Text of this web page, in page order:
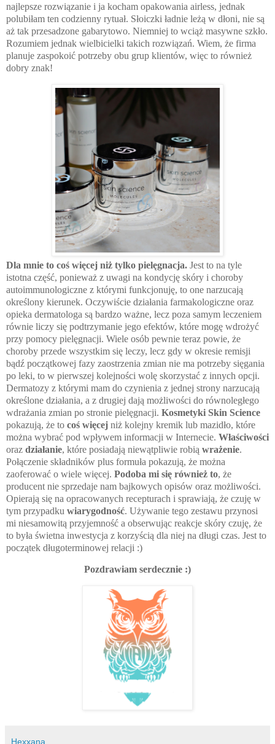
najlepsze rozwiązanie i ja kocham opakowania airless, jednak
polubiłam ten codzienny rytuał. Słoiczki ładnie leżą w dłoni, nie są
aż tak przesadzone gabarytowo. Niemniej to wciąż masywne szkło.
Rozumiem jednak wielbicielki takich rozwiązań. Wiem, że firma
planuje zaspokoić potrzeby obu grup klientów, więc to również
dobry znak!
Dla mnie to coś więcej niż tylko pielęgnacja. Jest to na tyle
istotna część, ponieważ z uwagi na kondycję skóry i choroby
autoimmunologiczne z którymi funkcjonuję, to one narzucają
określony kierunek. Oczywiście działania farmakologiczne oraz
opieka dermatologa są bardzo ważne, lecz poza samym leczeniem
równie liczy się podtrzymanie jego efektów, które mogę wdrożyć
przy pomocy pielęgnacji. Wiele osób pewnie teraz powie, że
choroby przede wszystkim się leczy, lecz gdy w okresie remisji
bądź początkowej fazy zaostrzenia zmian nie ma potrzeby sięgania
po leki, to w pierwszej kolejności wolę skorzystać z innych opcji.
Dermatozy z którymi mam do czynienia z jednej strony narzucają
określone działania, a z drugiej dają możliwości do równoległego
wdrażania zmian po stronie pielęgnacji. Kosmetyki Skin Science
pokazują, że to coś więcej niż kolejny kremik lub mazidło, które
można wybrać pod wpływem informacji w Internecie. Właściwości
oraz działanie, które posiadają niewątpliwie robią wrażenie.
Połączenie składników plus formuła pokazują, że można
zaoferować o wiele więcej. Podoba mi się również to, że
producent nie sprzedaje nam bajkowych opisów oraz możliwości.
Opierają się na opracowanych recepturach i sprawiają, że czuję w
tym przypadku wiarygodność. Używanie tego zestawu przynosi
mi niesamowitą przyjemność a obserwując reakcje skóry czuję, że
to była świetna inwestycja z korzyścią dla niej na długi czas. Jest to
początek długoterminowej relacji :)
Pozdrawiam serdecznie :)
Hexxana